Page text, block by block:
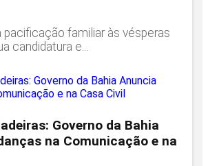
pacificação familiar às vésperas
candidatura e...
Governo da Bahia
na Comunicação e na